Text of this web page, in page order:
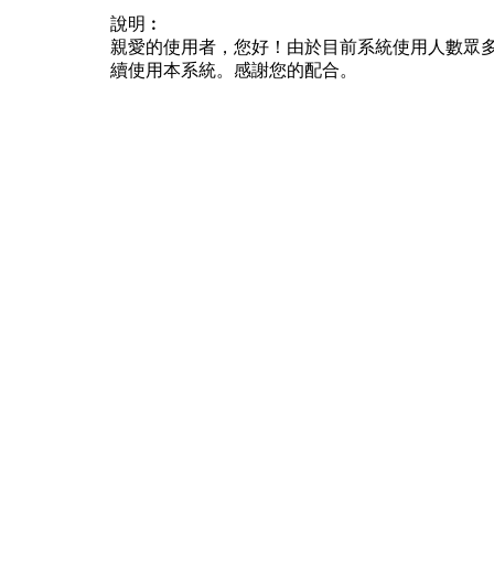
說明︰
親愛的使用者，您好！由於目前系統使用人數眾
續使用本系統。感謝您的配合。